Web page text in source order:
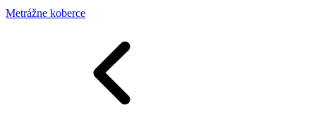
Metrážne koberce